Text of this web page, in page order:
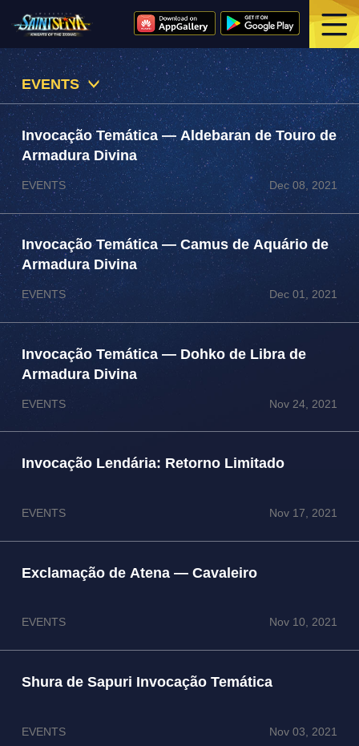
EVENTS
Invocação Temática — Aldebaran de Touro de
Armadura Divina
EVENTS Dec 08, 2021
Invocação Temática — Camus de Aquário de
Armadura Divina
EVENTS Dec 01, 2021
Invocação Temática — Dohko de Libra de
Armadura Divina
EVENTS Nov 24, 2021
Invocação Lendária: Retorno Limitado
EVENTS Nov 17, 2021
Exclamação de Atena — Cavaleiro
EVENTS Nov 10, 2021
Shura de Sapuri Invocação Temática
EVENTS Nov 03, 2021